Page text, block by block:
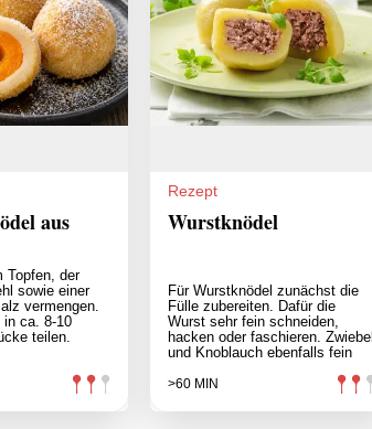
aus
Topfen, der
sowie einer
vermengen.
in ca. 8-10
teilen.
Rezept
Wurstknödel
Für Wurstknödel zunächst die
Fülle zubereiten. Dafür die
Wurst sehr fein schneiden,
hacken oder faschieren. Zwiebel
und Knoblauch ebenfalls fein
>60 MIN